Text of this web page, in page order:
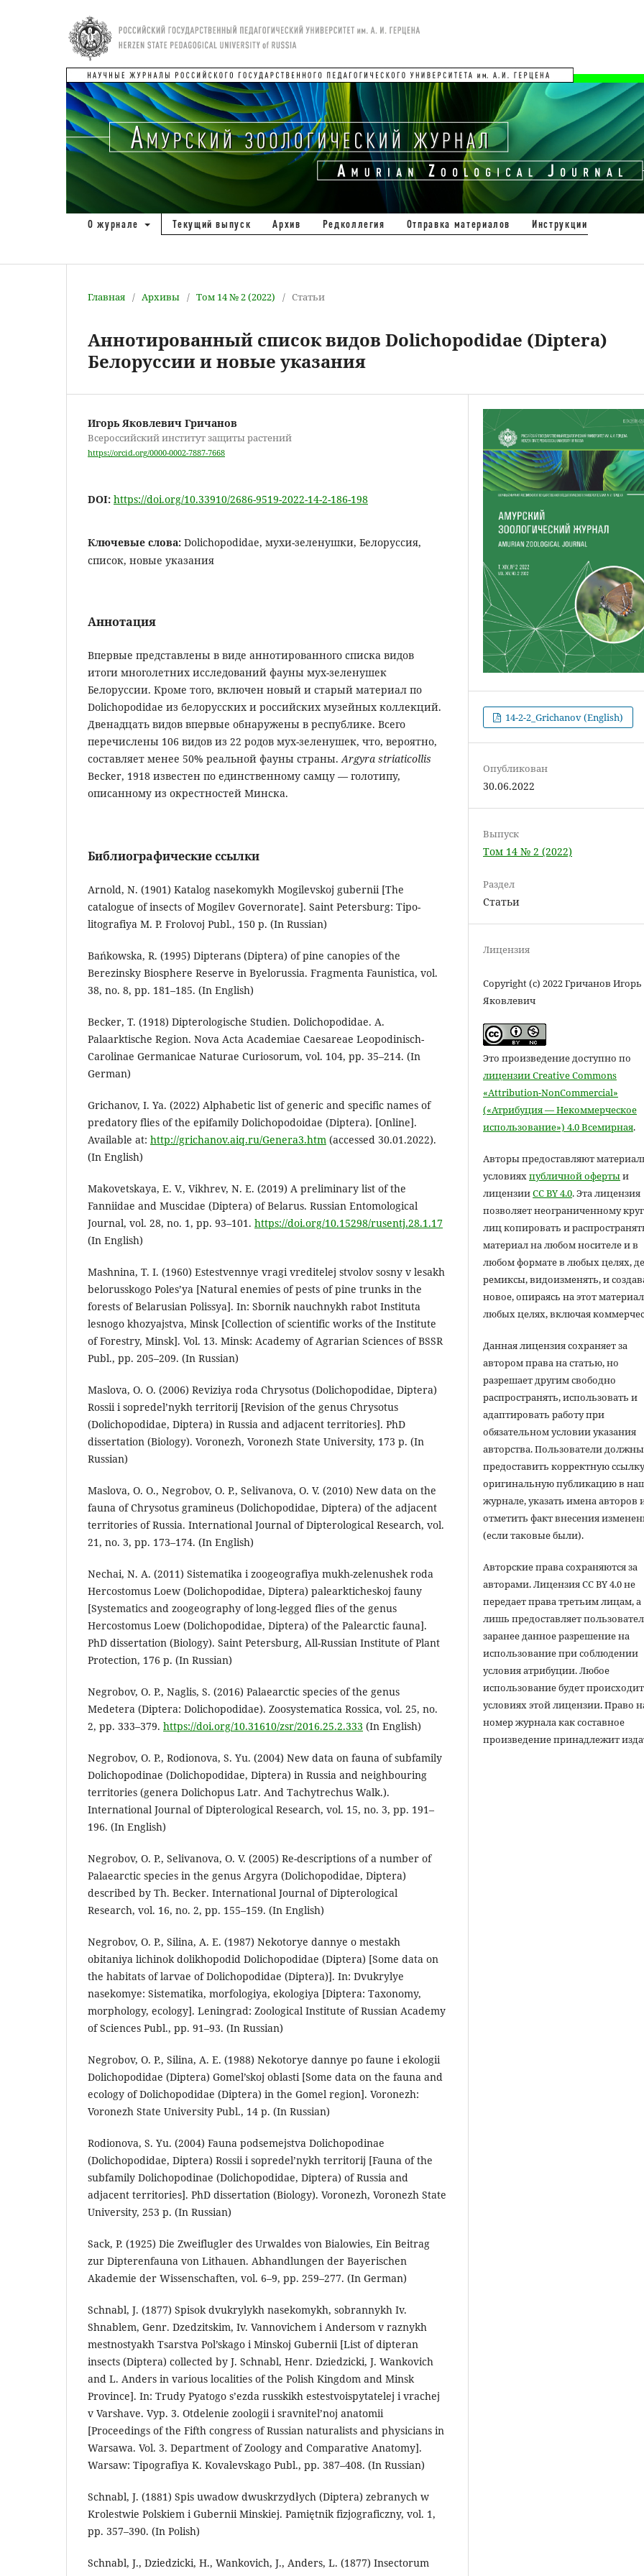
О журнале Текущий выпуск Архив Редколлегия Отправка материалов Инструкции
Главная / Архивы / Том 14 № 2 (2022) / Статьи
Аннотированный список видов Dolichopodidae (Diptera)
Белоруссии и новые указания
Игорь Яковлевич Гричанов
Всероссийский институт защиты растений
https://orcid.org/0000-0002-7887-7668
DOI: https://doi.org/10.33910/2686-9519-2022-14-2-186-198
Ключевые слова: Dolichopodidae, мухи-зеленушки, Белоруссия,
список, новые указания
Аннотация
Впервые представлены в виде аннотированного списка видов
итоги многолетних исследований фауны мух-зеленушек
Белоруссии. Кроме того, включен новый и старый материал по
Dolichopodidae из белорусских и российских музейных коллекций.
Двенадцать видов впервые обнаружены в республике. Всего
перечислены 106 видов из 22 родов мух-зеленушек, что, вероятно,
составляет менее 50% реальной фауны страны.Argyra striaticollis
Becker, 1918 известен по единственному самцу — голотипу,
описанному из окрестностей Минска.
Библиографические ссылки
Arnold, N. (1901) Katalog nasekomykh Mogilevskoj gubernii [The
catalogue of insects of Mogilev Governorate]. Saint Petersburg: Tipo-
litografiya M. P. Frolovoj Publ., 150 p. (In Russian)
Bańkowska, R. (1995) Dipterans (Diptera) of pine canopies of the
Berezinsky Biosphere Reserve in Byelorussia. Fragmenta Faunistica, vol.
38, no. 8, pp. 181–185. (In English)
Becker, T. (1918) Dipterologische Studien. Dolichopodidae. A.
Palaarktische Region. Nova Acta Academiae Caesareae Leopodinisch-
Carolinae Germanicae Naturae Curiosorum, vol. 104, pp. 35–214. (In
German)
Grichanov, I. Ya. (2022) Alphabetic list of generic and specific names of
predatory flies of the epifamily Dolichopodoidae (Diptera). [Online].
Available at: http://grichanov.aiq.ru/Genera3.htm (accessed 30.01.2022).
(In English)
Makovetskaya, E. V., Vikhrev, N. E. (2019) A preliminary list of the
Fanniidae and Muscidae (Diptera) of Belarus. Russian Entomological
Journal, vol. 28, no. 1, pp. 93–101. https://doi.org/10.15298/rusentj.28.1.17
(In English)
Mashnina, T. I. (1960) Estestvennye vragi vreditelej stvolov sosny v lesakh
belorusskogo Poles’ya [Natural enemies of pests of pine trunks in the
forests of Belarusian Polissya]. In: Sbornik nauchnykh rabot Instituta
lesnogo khozyajstva, Minsk [Collection of scientific works of the Institute
of Forestry, Minsk]. Vol. 13. Minsk: Academy of Agrarian Sciences of BSSR
Publ., pp. 205–209. (In Russian)
Maslova, O. O. (2006) Reviziya roda Chrysotus (Dolichopodidae, Diptera)
Rossii i sopredel’nykh territorij [Revision of the genus Chrysotus
(Dolichopodidae, Diptera) in Russia and adjacent territories]. PhD
dissertation (Biology). Voronezh, Voronezh State University, 173 p. (In
Russian)
Maslova, O. O., Negrobov, O. P., Selivanova, O. V. (2010) New data on the
fauna of Chrysotus gramineus (Dolichopodidae, Diptera) of the adjacent
territories of Russia. International Journal of Dipterological Research, vol.
21, no. 3, pp. 173–174. (In English)
Nechai, N. A. (2011) Sistematika i zoogeografiya mukh-zelenushek roda
Hercostomus Loew (Dolichopodidae, Diptera) palearkticheskoj fauny
[Systematics and zoogeography of long-legged flies of the genus
Hercostomus Loew (Dolichopodidae, Diptera) of the Palearctic fauna].
PhD dissertation (Biology). Saint Petersburg, All-Russian Institute of Plant
Protection, 176 p. (In Russian)
Negrobov, O. P., Naglis, S. (2016) Palaearctic species of the genus
Medetera (Diptera: Dolichopodidae). Zoosystematica Rossica, vol. 25, no.
2, pp. 333–379. https://doi.org/10.31610/zsr/2016.25.2.333 (In English)
Negrobov, O. P., Rodionova, S. Yu. (2004) New data on fauna of subfamily
Dolichopodinae (Dolichopodidae, Diptera) in Russia and neighbouring
territories (genera Dolichopus Latr. And Tachytrechus Walk.).
International Journal of Dipterological Research, vol. 15, no. 3, pp. 191–
196. (In English)
Negrobov, O. P., Selivanova, O. V. (2005) Re-descriptions of a number of
Palaearctic species in the genus Argyra (Dolichopodidae, Diptera)
described by Th. Becker. International Journal of Dipterological
Research, vol. 16, no. 2, pp. 155–159. (In English)
Negrobov, O. P., Silina, A. E. (1987) Nekotorye dannye o mestakh
obitaniya lichinok dolikhopodid Dolichopodidae (Diptera) [Some data on
the habitats of larvae of Dolichopodidae (Diptera)]. In: Dvukrylye
nasekomye: Sistematika, morfologiya, ekologiya [Diptera: Taxonomy,
morphology, ecology]. Leningrad: Zoological Institute of Russian Academy
of Sciences Publ., pp. 91–93. (In Russian)
Negrobov, O. P., Silina, A. E. (1988) Nekotorye dannye po faune i ekologii
Dolichopodidae (Diptera) Gomel’skoj oblasti [Some data on the fauna and
ecology of Dolichopodidae (Diptera) in the Gomel region]. Voronezh:
Voronezh State University Publ., 14 p. (In Russian)
Rodionova, S. Yu. (2004) Fauna podsemejstva Dolichopodinae
(Dolichopodidae, Diptera) Rossii i sopredel’nykh territorij [Fauna of the
subfamily Dolichopodinae (Dolichopodidae, Diptera) of Russia and
adjacent territories]. PhD dissertation (Biology). Voronezh, Voronezh State
University, 253 p. (In Russian)
Sack, P. (1925) Die Zweiflugler des Urwaldes von Bialowies, Ein Beitrag
zur Dipterenfauna von Lithauen. Abhandlungen der Bayerischen
Akademie der Wissenschaften, vol. 6–9, pp. 259–277. (In German)
Schnabl, J. (1877) Spisok dvukrylykh nasekomykh, sobrannykh Iv.
Shnablem, Genr. Dzedzitskim, Iv. Vannovichem i Andersom v raznykh
mestnostyakh Tsarstva Pol’skago i Minskoj Gubernii [List of dipteran
insects (Diptera) collected by J. Schnabl, Henr. Dziedzicki, J. Wankovich
and L. Anders in various localities of the Polish Kingdom and Minsk
Province]. In: Trudy Pyatogo s’ezda russkikh estestvoispytatelej i vrachej
v Varshave. Vyp. 3. Otdelenie zoologii i sravnitel’noj anatomii
[Proceedings of the Fifth congress of Russian naturalists and physicians in
Warsawa. Vol. 3. Department of Zoology and Comparative Anatomy].
Warsaw: Tipografiya K. Kovalevskago Publ., pp. 387–408. (In Russian)
Schnabl, J. (1881) Spis uwadow dwuskrzydłych (Diptera) zebranych w
Krolestwie Polskiem i Gubernii Minskiej. Pamiętnik fizjograficzny, vol. 1,
pp. 357–390. (In Polish)
Schnabl, J., Dziedzicki, H., Wankovich, J., Anders, L. (1877) Insectorum
14-2-2_Grichanov (English)
Опубликован
30.06.2022
Выпуск
Том 14 № 2 (2022)
Раздел
Статьи
Лицензия
Copyright (c) 2022 Гричанов Игорь
Яковлевич
Это произведение доступно по
лицензии Creative Commons
«Attribution-NonCommercial»
(«Атрибуция — Некоммерческое
использование») 4.0 Всемирная.
Авторы предоставляют
условияхпубличной офертыи
лицензииCC BY 4.0. Эта лицензия
позволяет неограниченному
лиц копировать и
материал на любом носителе и в
любом формате в любых целях,
ремиксы, видоизменять, и
новое, опираясь на этот
любых целях, включая
Данная лицензия сохраняет за
автором права на статью, но
разрешает другим свободно
распространять, использовать и
адаптировать работу при
обязательном условии указания
авторства. Пользователи должны
предоставить корректную
оригинальную публикацию в
журнале, указать имена авторов
отметить факт внесения
(если таковые были).
Авторские права сохраняются за
авторами. Лицензия CC BY 4.0 не
передает права третьим лицам, а
лишь предоставляет
заранее данное разрешение на
использование при соблюдении
условия атрибуции. Любое
использование будет
условиях этой лицензии. Право
номер журнала как составное
произведение принадлежит